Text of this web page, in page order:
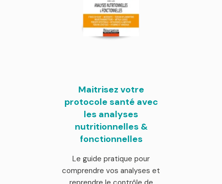
Maitrisez votre
protocole santé avec
les analyses
nutritionnelles &
fonctionnelles
Le guide pratique pour
comprendre vos analyses et